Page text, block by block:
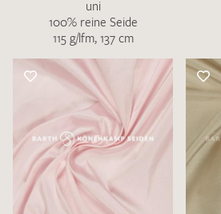
uni
100% reine Seide
115 g/lfm, 137 cm